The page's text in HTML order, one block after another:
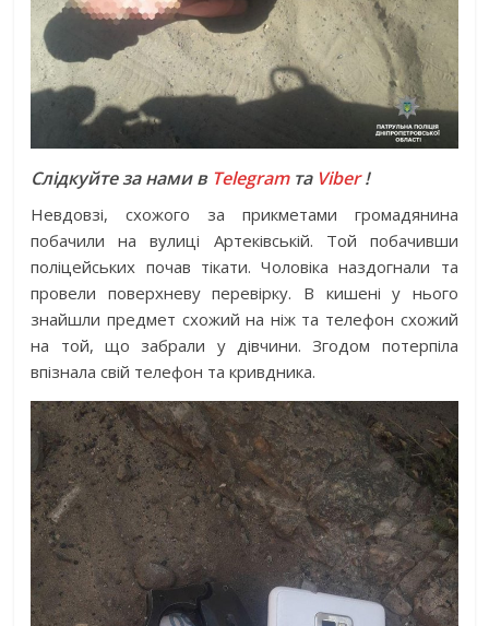
Слідкуйте за нами в Telegramта Viber!
Невдовзі, схожого за прикметами громадянина
побачили на вулиці Артеківській. Той побачивши
поліцейських почав тікати. Чоловіка наздогнали та
провели поверхневу перевірку. В кишені у нього
знайшли предмет схожий на ніж та телефон схожий
на той, що забрали у дівчини. Згодом потерпіла
впізнала свій телефон та кривдника.